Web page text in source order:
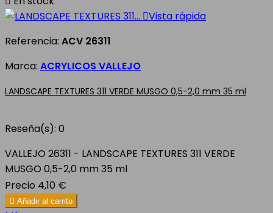
Vista rápida
Referencia: ACV 26311
Marca: ACRYLICOS VALLEJO
LANDSCAPE TEXTURES 311 VERDE MUSGO 0,5-2,0 mm 35 ml
Reseña(s): 0
VALLEJO 26311 - LANDSCAPE TEXTURES 311 VERDE
MUSGO 0,5-2,0 mm 35 ml
Precio 4,10 €
 Añadir al carrito